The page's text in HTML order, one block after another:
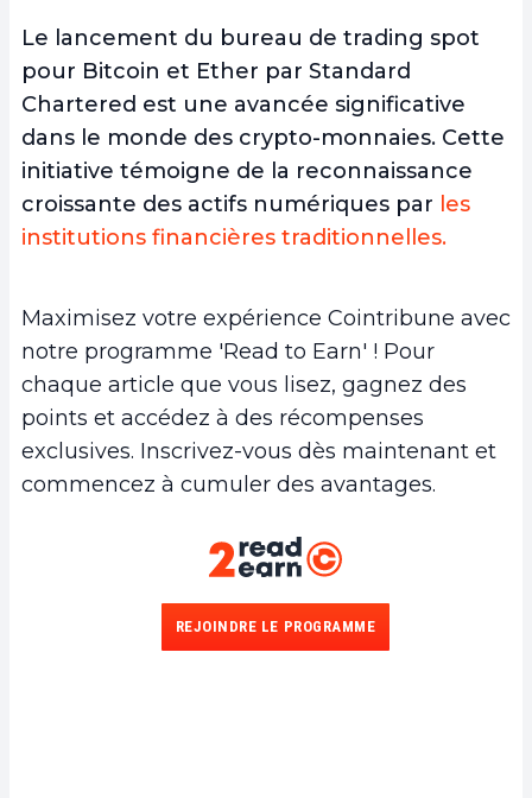
Le lancement du bureau de trading spot
pour Bitcoin et Ether par Standard
Chartered est une avancée significative
dans le monde des crypto-monnaies. Cette
initiative témoigne de la reconnaissance
croissante des actifs numériques par les
institutions financières traditionnelles.
Maximisez votre expérience Cointribune avec
notre programme 'Read to Earn' ! Pour
chaque article que vous lisez, gagnez des
points et accédez à des récompenses
exclusives. Inscrivez-vous dès maintenant et
commencez à cumuler des avantages.
REJOINDRE LE PROGRAMME